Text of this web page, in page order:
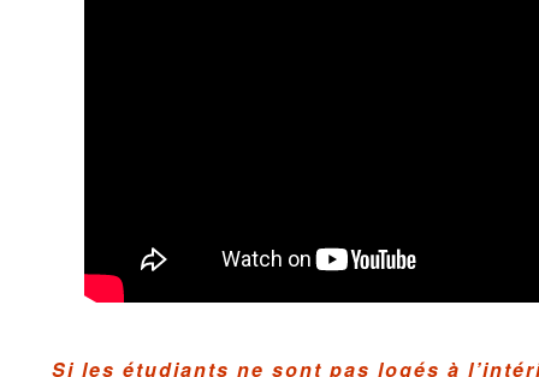
Si les étudiants ne sont pas logés à